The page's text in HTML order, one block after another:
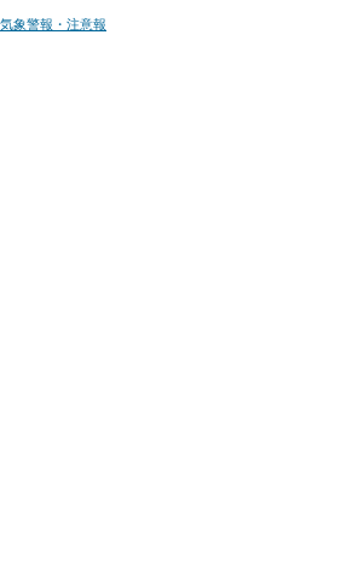
気象警報・注意報